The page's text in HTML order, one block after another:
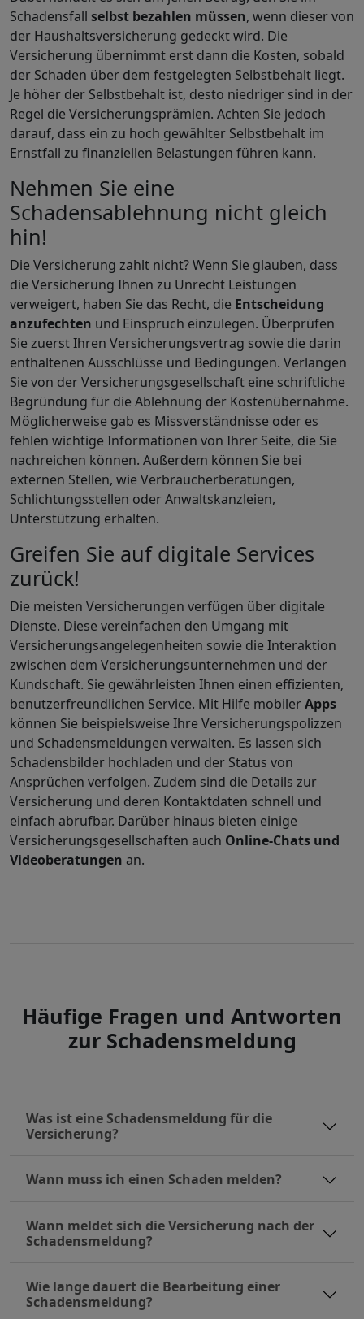
Schadensfall selbst bezahlen müssen, wenn dieser von
der Haushaltsversicherung gedeckt wird. Die
Versicherung übernimmt erst dann die Kosten, sobald
der Schaden über dem festgelegten Selbstbehalt liegt.
Je höher der Selbstbehalt ist, desto niedriger sind in der
Regel die Versicherungsprämien. Achten Sie jedoch
darauf, dass ein zu hoch gewählter Selbstbehalt im
Ernstfall zu finanziellen Belastungen führen kann.
Nehmen Sie eine
Schadensablehnung nicht gleich
hin!
Die Versicherung zahlt nicht? Wenn Sie glauben, dass
die Versicherung Ihnen zu Unrecht Leistungen
verweigert, haben Sie das Recht, die Entscheidung
anzufechten und Einspruch einzulegen. Überprüfen
Sie zuerst Ihren Versicherungsvertrag sowie die darin
enthaltenen Ausschlüsse und Bedingungen. Ver­langen
Sie von der Versicherungsgesellschaft eine schriftliche
Begründung für die Ablehnung der Kostenübernahme.
Möglicherweise gab es Missverständnisse oder es
fehlen wichtige Informationen von Ihrer Seite, die Sie
nachreichen können. Außerdem können Sie bei
externen Stellen, wie Verbraucherberatungen,
Schlichtungsstellen oder Anwaltskanzleien,
Unterstützung erhalten.
Greifen Sie auf digitale Services
zurück!
Die meisten Versicherungen verfügen über digitale
Dienste. Diese vereinfachen den Umgang mit
Versicherungsangelegenheiten sowie die Interaktion
zwischen dem Versicherungsunternehmen und der
Kundschaft. Sie gewährleisten Ihnen einen effizienten,
benutzerfreundlichen Service. Mit Hilfe mobilerApps
können Sie beispielsweise Ihre Versicherungspolizzen
und Schadensmeldungen verwalten. Es lassen sich
Schadensbilder hochladen und der Status von
Ansprüchen verfolgen. Zudem sind die Details zur
Versicherung und deren Kontaktdaten schnell und
einfach abrufbar. Darüber hinaus bieten einige
Versicherungsgesellschaften auch Online-Chats und
Videoberatungen an.
Häufige Fragen und Antworten
zur Schadensmeldung
Was ist eine Schadensmeldung für die
Versicherung?
Wann muss ich einen Schaden melden?
Wann meldet sich die Versicherung nach der
Schadensmeldung?
Wie lange dauert die Bearbeitung einer
Schadensmeldung?